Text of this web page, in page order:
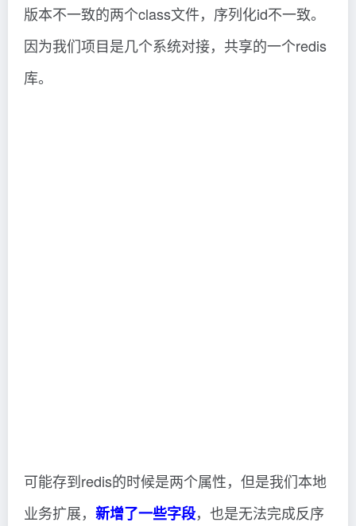
版本不一致的两个class文件，序列化id不一致。
因为我们项目是几个系统对接，共享的一个redis
库。
可能存到redis的时候是两个属性，但是我们本地
业务扩展， 新增了一些字段，也是无法完成反序